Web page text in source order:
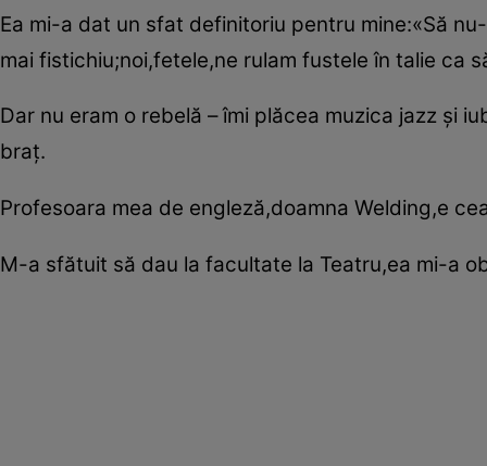
Ea mi-a dat un sfat definitoriu pentru mine:«Să
mai fistichiu;noi,fetele,ne rulam fustele în talie ca
Dar nu eram o rebelă – îmi plăcea muzica jazz şi
braţ.
Profesoara mea de engleză,doamna Welding,e
M-a sfătuit să dau la facultate la Teatru,ea mi-a